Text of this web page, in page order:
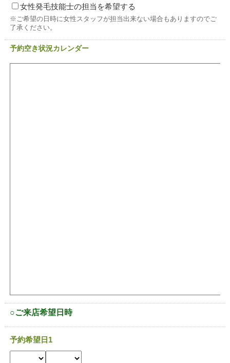
女性発毛技能士の担当を希望する
※ご希望の日時に女性スタッフが担当出来ない場合もありますのでご
了承ください。
予約空き状況カレンダー
○ご来店希望日時
予約希望日1